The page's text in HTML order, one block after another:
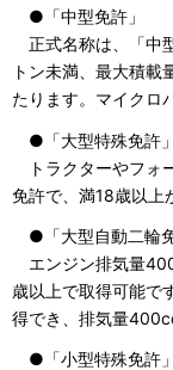
●「中型免許」
正式名称は、「中
トン未満、最大積
たります。マイクロ
●「大型特殊免許」
トラクターやフォ
免許で、満18歳以上
●「大型自動二輪免
エンジン排気量
歳以上で取得可能で
得でき、排気量
●「小型特殊免許」